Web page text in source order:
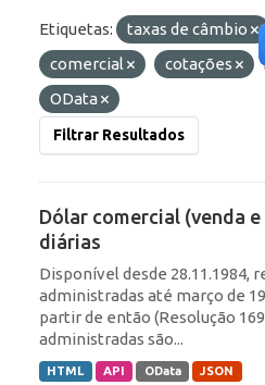
Etiquetas: taxas de câmbio
comercial
cotações
OData
Filtrar Resultados
Dólar comercial (venda
diárias
Disponível desde 28.11.1984,
administradas até março de
partir de então (Resolução
administradas são...
HTML API OData JSON